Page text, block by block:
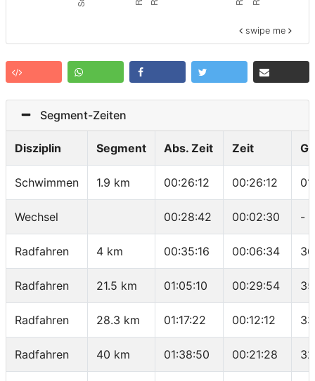
swipe me
Segment-Zeiten
Disziplin Segment Abs. Zeit Zeit
Schwimmen 1.9 km 00:26:12 00:26:12
Wechsel 00:28:42 00:02:30 -
Radfahren 4 km 00:35:16 00:06:34
Radfahren 21.5 km 01:05:10 00:29:54
Radfahren 28.3 km 01:17:22 00:12:12
Radfahren 40 km 01:38:50 00:21:28